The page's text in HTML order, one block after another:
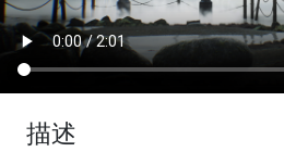
描述